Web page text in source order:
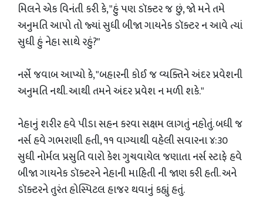
મિલને એક વિનંતી કરી કે, "હું પણ ડૉક્ટર જ છું, જો મને તમે
અનુમતિ આપો તો જ્યાં સુધી બીજા ગાયનેક ડૉક્ટર ન આવે ત્યાં
સુધી હું નેહા સાથે રહું?"
નર્સે જવાબ આપ્યો કે, "બહારની કોઈ જ વ્યક્તિને અંદર પ્રવેશની
અનુમતિ નથી. આથી તમને અંદર પ્રવેશ ન મળી શકે."
નેહાનું શરીર હવે પીડા સહન કરવા સક્ષમ લાગતું નહોતું. બધી જ
નર્સ હવે ગભરાણી હતી, ૧૧ વાગ્યાથી વહેલી સવારના ૪:૩૦
સુધી નોર્મલ પ્રસુતિ વારો કેશ ગુચવાયેલ જણાતા નર્સ સ્ટાફે હવે
બીજા ગાયનેક ડૉક્ટરને નેહાની માહિતી ની જાણ કરી હતી. અને
ડૉક્ટરને તુરંત હોસ્પિટલ હાજર થવાનું કહ્યું હતું.